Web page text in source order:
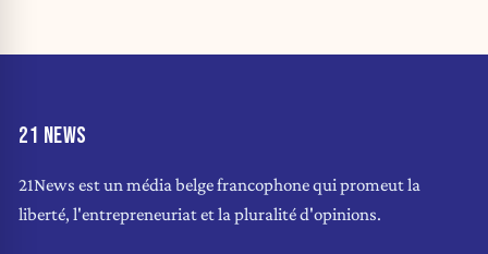
21 NEWS
21News est un média belge francophone qui promeut la
liberté, l'entrepreneuriat et la pluralité d'opinions.